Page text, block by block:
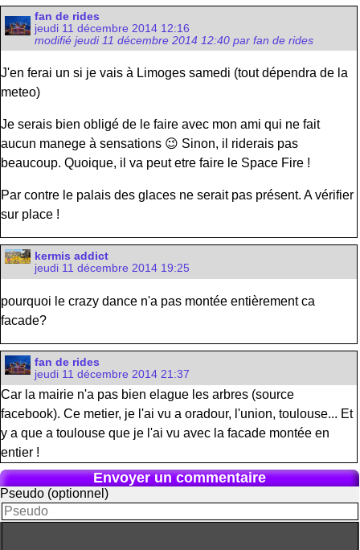
fan de rides
jeudi 11 décembre 2014 12:16
modifié jeudi 11 décembre 2014 12:40 par fan de rides
J'en ferai un si je vais à Limoges samedi (tout dépendra de la
meteo)
Je serais bien obligé de le faire avec mon ami qui ne fait
aucun manege à sensations 😉 Sinon, il riderais pas
beaucoup. Quoique, il va peut etre faire le Space Fire !
Par contre le palais des glaces ne serait pas présent. A vérifier
sur place !
kermis addict
jeudi 11 décembre 2014 19:25
pourquoi le crazy dance n'a pas montée entièrement ca
facade?
fan de rides
jeudi 11 décembre 2014 21:37
Car la mairie n'a pas bien elague les arbres (source
facebook). Ce metier, je l'ai vu a oradour, l'union, toulouse... Et
y a que a toulouse que je l'ai vu avec la facade montée en
entier !
Envoyer un commentaire
Pseudo (optionnel)